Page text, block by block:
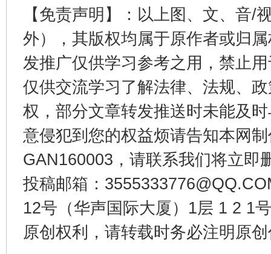
【免责声明】：以上图、文、音/
外），其版权均属于原作者或归
发推广仅供学习参考之用，禁止
仅供交流学习了解法律、法规、
权，部分文章转发推送时未能及
意侵犯到您的权益烦请告知本网
GAN160003，请联系我们将立即
投稿邮箱：
12号（华声国际大厦）1层 1 2 1
原创权利，请转载时务必注明原
东山县通报“牛蛙产品抗生素超标问题” 法
千年窑火 生生不息